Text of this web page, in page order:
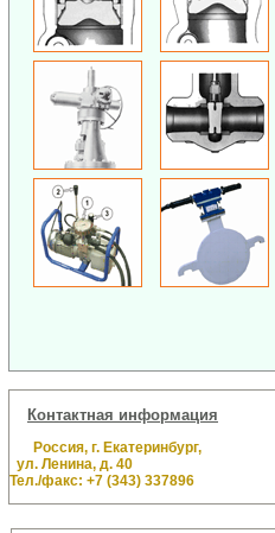
Контактная информация
Россия, г. Екатеринбург,
ул. Ленина, д. 40
Тел./факс: +7 (343) 337896